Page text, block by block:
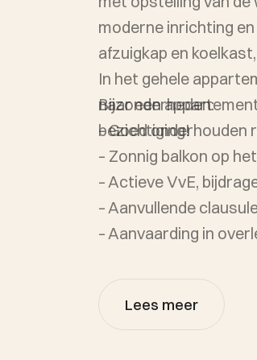
moderne inrichting
afzuigkap en
In het gehele
naar een
bezichtiging!
Bijzonderheden:
– Goed
– Zonnig balkon op
– Actieve VvE,
– Aanvullende
– Aanvaarding in
Lees meer